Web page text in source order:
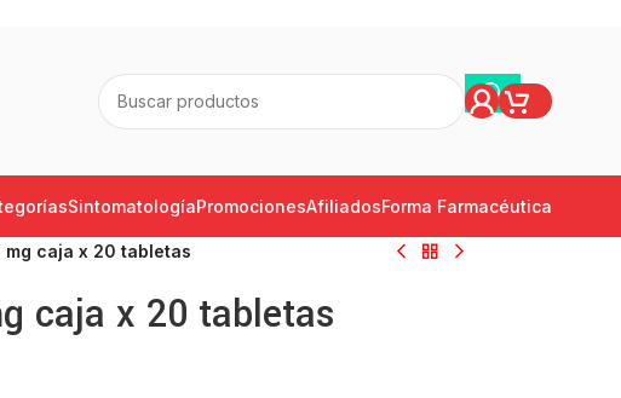
SintomatologíaPromocionesAfiliadosForma Farmacéutica
mg caja x 20 tabletas
caja x 20 tabletas